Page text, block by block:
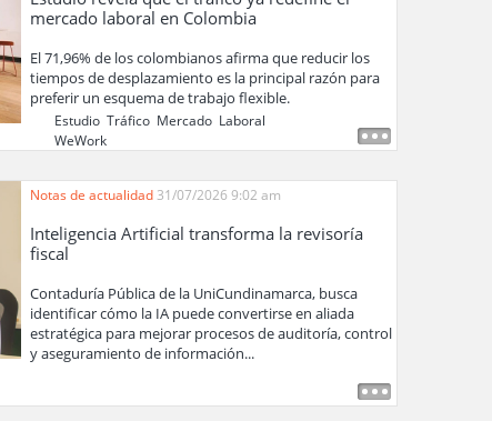
mercado laboral en Colombia
El 71,96% de los colombianos afirma que reducir los
tiempos de desplazamiento es la principal razón para
preferir un esquema de trabajo flexible.
Estudio ,Tráfico Mercado Laboral
WeWork
Notas de actualidad 31/07/2026 9:02 am
Inteligencia Artificial transforma la revisoría
fiscal
Contaduría Pública de la UniCundinamarca, busca
identificar cómo la IA puede convertirse en aliada
estratégica para mejorar procesos de auditoría, control
y aseguramiento de información...